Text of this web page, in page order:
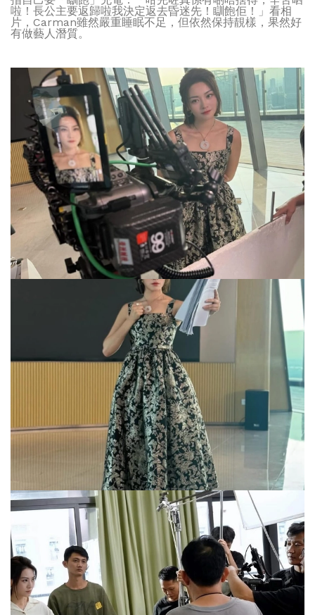
啦！長公主要返歸啦我決定返去昏迷先！瞓飽佢！」看相
片，Carman雖然嚴重睡眠不足，但依然保持靚樣，果然好
有做藝人潛質。